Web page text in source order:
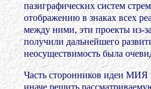
пазиграфических систем
отображению в знаках всех
между ними, эти проекты из-
получили дальнейшего
неосуществимость была
Часть сторонников идеи МИЯ
иначе решить